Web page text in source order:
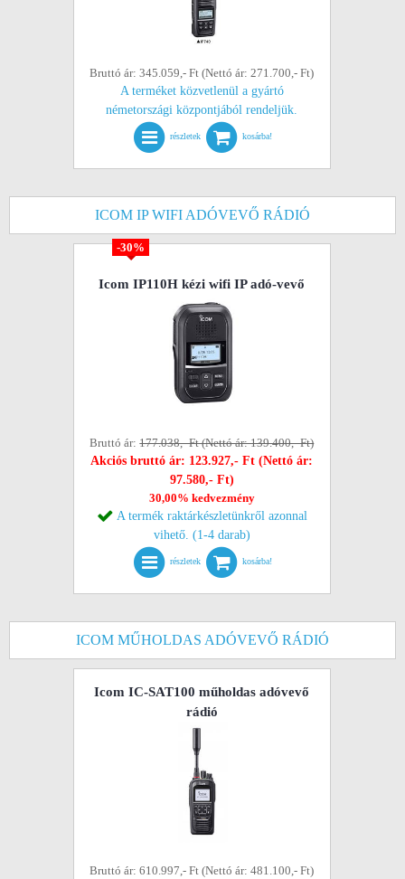
Bruttó ár: 345.059,- Ft (Nettó ár: 271.700,- Ft)
A terméket közvetlenül a gyártó
németországi központjából rendeljük.
részletek kosárba!
ICOM IP WIFI ADÓVEVŐ RÁDIÓ
-30%
Icom IP110H kézi wifi IP adó-vevő
Bruttó ár:177.038,- Ft (Nettó ár: 139.400,- Ft)
Akciós bruttó ár: 123.927,- Ft (Nettó ár:
97.580,- Ft)
30,00% kedvezmény
A termék raktárkészletünkről azonnal
vihető. (1-4 darab)
részletek kosárba!
ICOM MŰHOLDAS ADÓVEVŐ RÁDIÓ
Icom IC-SAT100 műholdas adóvevő
rádió
Bruttó ár: 610.997,- Ft (Nettó ár: 481.100,- Ft)